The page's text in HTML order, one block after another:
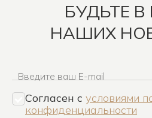
БУДЬТЕ В
НАШИХ
Введите ваш E-mail
Согласен c условиями
конфиденциальности